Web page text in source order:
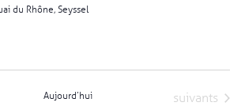
du Rhône, Seyssel
Aujourd’hui Évènements
suivants